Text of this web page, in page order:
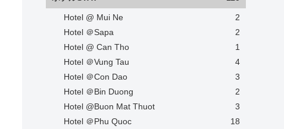
Hotel @ Mui Ne
2
Hotel ＠Sapa
2
Hotel @ Can Tho
1
Hotel ＠Vung Tau
4
Hotel ＠Con Dao
3
Hotel ＠Bin Duong
2
Hotel @Buon Mat Thuot
3
Hotel ＠Phu Quoc
18